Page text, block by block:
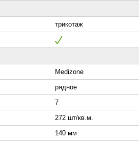
трикотаж
Medizone
рядное
7
272 шт/кв.м.
140 мм